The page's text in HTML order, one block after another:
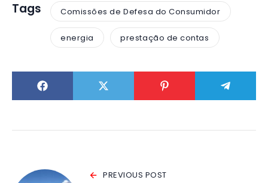
Tags Comissões de Defesa do Consumidor
energia prestação de contas
PREVIOUS POST